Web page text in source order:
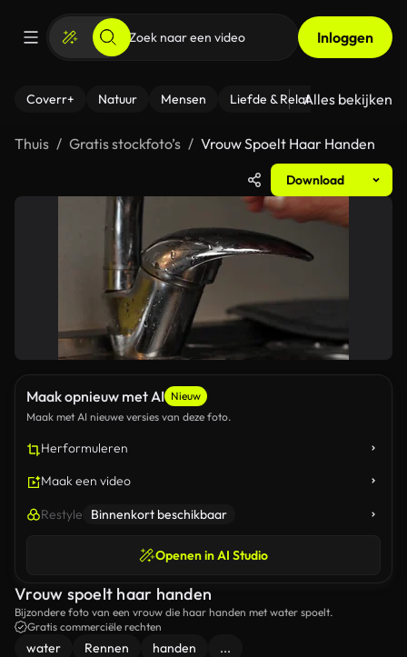
Inloggen
Coverr+ Natuur Mensen Liefde & Relaties - Fitness
Alles bekijken
Thuis Gratis stockfoto’s Vrouw Spoelt Haar Handen
Download
Maak opnieuw met AI Nieuw
Maak met AI nieuwe versies van deze foto.
Herformuleren
Maak een video
Restyle Binnenkort beschikbaar
Openen in AI Studio
Vrouw spoelt haar handen
Bijzondere foto van een vrouw die haar handen met water spoelt.
Gratis commerciële rechten
water Rennen handen ...